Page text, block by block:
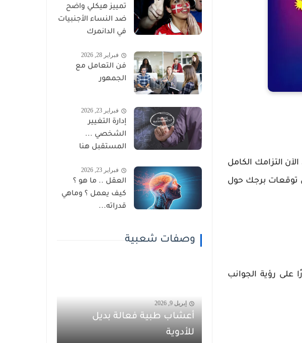
التزامك الكامل
توقعات برجك حول
على رؤية الجوانب
تمييز هيكلي واضح
ضد النساء الأجنبيات
في الدانمرك
فبراير 28, 2026
فن التعامل مع
الجمهور
فبراير 23, 2026
إدارة التغيير
الشخصي ...
المستقبل هنا
فبراير 23, 2026
العقل .. ما هو ؟
كيف يعمل ؟ وماهي
قدراته...
وصفات شعبية
إبريل 9, 2026
أعشاب طبية فعالة بديل
للأدوية